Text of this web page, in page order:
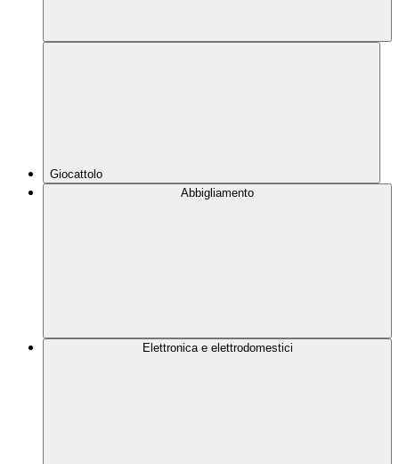
Giocattolo
Abbigliamento
Elettronica e elettrodomestici